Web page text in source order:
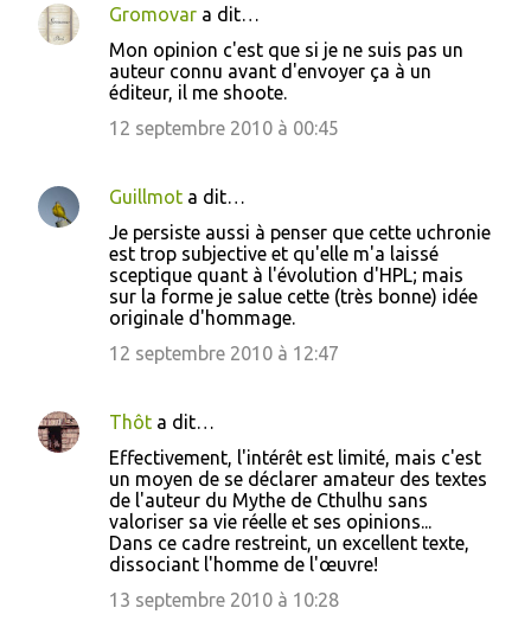
n
t
s
Gromovar a dit…
Mon opinion c'est que si je ne suis pas un
auteur connu avant d'envoyer ça à un
éditeur, il me shoote.
12 septembre 2010 à 00:45
Guillmot a dit…
Je persiste aussi à penser que cette uchronie
est trop subjective et qu'elle m'a laissé
sceptique quant à l'évolution d'HPL; mais
sur la forme je salue cette (très bonne) idée
originale d'hommage.
12 septembre 2010 à 12:47
Thôt a dit…
Effectivement, l'intérêt est limité, mais c'est
un moyen de se déclarer amateur des textes
de l'auteur du Mythe de Cthulhu sans
valoriser sa vie réelle et ses opinions...
Dans ce cadre restreint, un excellent texte,
dissociant l'homme de l'œuvre!
13 septembre 2010 à 10:28